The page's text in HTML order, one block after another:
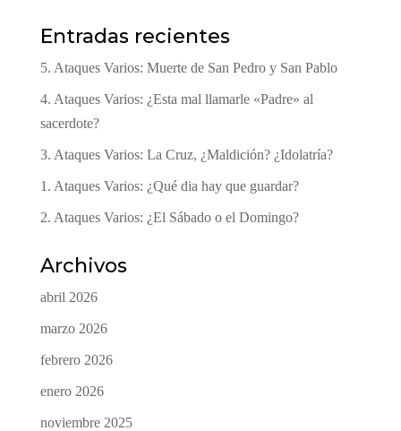
Entradas recientes
5. Ataques Varios: Muerte de San Pedro y San Pablo
4. Ataques Varios: ¿Esta mal llamarle «Padre» al
sacerdote?
3. Ataques Varios: La Cruz, ¿Maldición? ¿Idolatría?
1. Ataques Varios: ¿Qué dia hay que guardar?
2. Ataques Varios: ¿El Sábado o el Domingo?
Archivos
abril 2026
marzo 2026
febrero 2026
enero 2026
noviembre 2025